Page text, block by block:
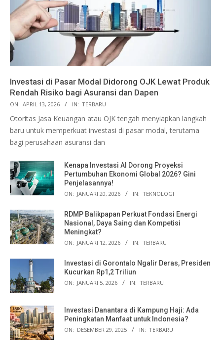
Investasi di Pasar Modal Didorong OJK Lewat Produk
Rendah Risiko bagi Asuransi dan Dapen
ON: APRIL 13, 2026 IN: TERBARU
Otoritas Jasa Keuangan atau OJK tengah menyiapkan langkah
baru untuk memperkuat investasi di pasar modal, terutama
bagi perusahaan asuransi dan
Kenapa Investasi AI Dorong Proyeksi
Pertumbuhan Ekonomi Global 2026? Gini
Penjelasannya!
ON: JANUARI 20, 2026 IN: TEKNOLOGI
RDMP Balikpapan Perkuat Fondasi Energi
Nasional, Daya Saing dan Kompetisi
Meningkat?
ON: JANUARI 12, 2026 IN: TERBARU
Investasi di Gorontalo Ngalir Deras, Presiden
Kucurkan Rp1,2 Triliun
ON: JANUARI 5, 2026 IN: TERBARU
Investasi Danantara di Kampung Haji: Ada
Peningkatan Manfaat untuk Indonesia?
ON: DESEMBER 29, 2025 IN: TERBARU